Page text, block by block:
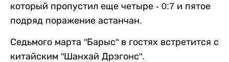
который пропустил еще четыре - 0:7 и пятое
подряд поражение астанчан.
Седьмого марта "Барыс" в гостях встретится с
китайским "Шанхай Дрэгонс".